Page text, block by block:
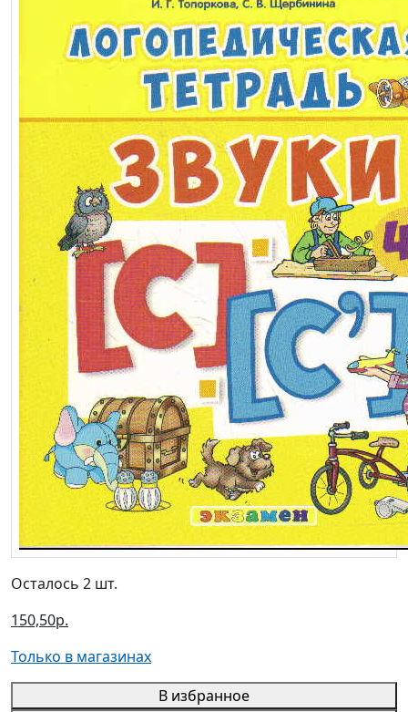
Осталось 2 шт.
150,50р.
Только в магазинах
В избранное